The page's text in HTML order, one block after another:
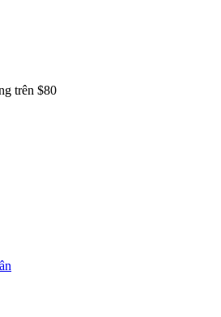
trên $80